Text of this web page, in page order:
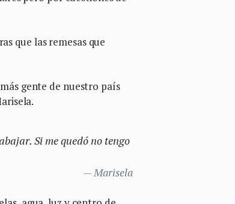
que las remesas que
gente de nuestro país
Si me quedó no tengo
Marisela